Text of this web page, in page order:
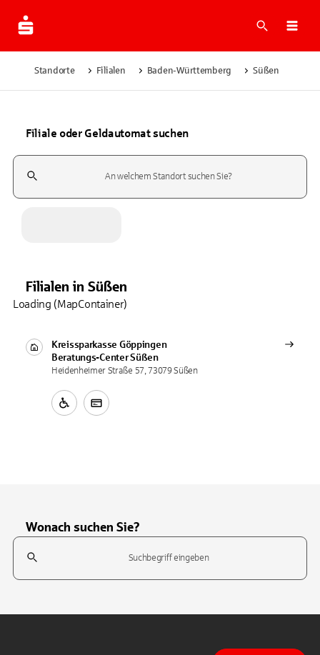
Suche
Standorte Filialen Baden-Württemberg Süßen
Filiale oder Geldautomat suchen
Suchfeld
Filialen in Süßen
Kreissparkasse Göppingen
Beratungs-CenterSüßen
Heidenheimer Straße 57, 73079 Süßen
Loading (MapContainer)
Wonach suchen Sie?
Suchfeld